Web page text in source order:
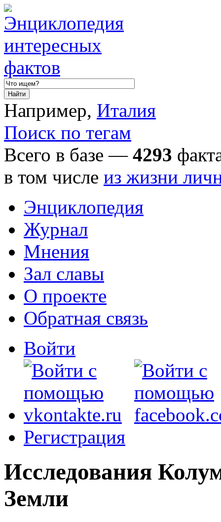
Например, Италия
Поиск по тегам
Всего в базе — 4293
в том числе из жизни
Энциклопедия
Журнал
Мнения
Зал славы
О проекте
Обратная связь
Войти
Регистрация
Исследования
Земли